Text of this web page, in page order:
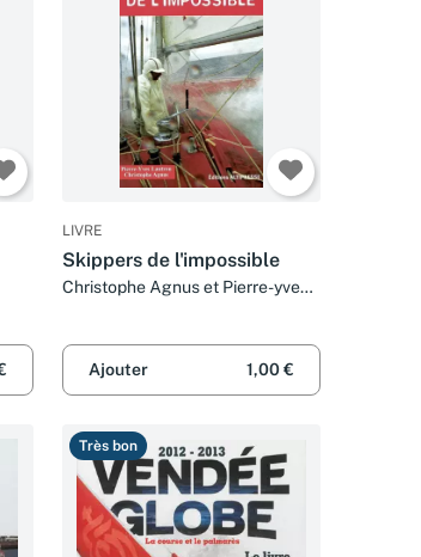
LIVRE
Skippers de l'impossible
Christophe Agnus et Pierre-yves
Ajouter 1,00 €
Très bon